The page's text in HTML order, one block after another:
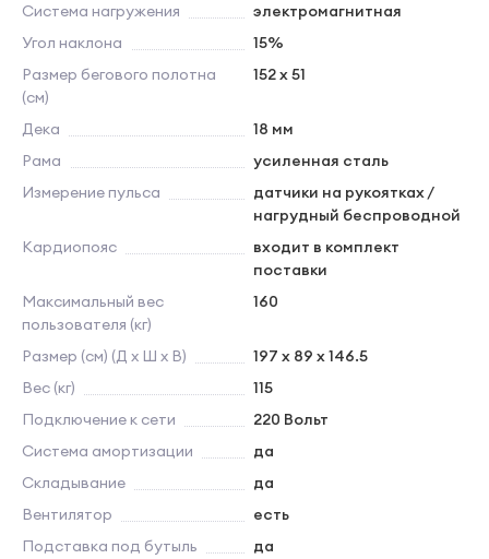
Система нагружения
электромагнитная
Угол наклона
15%
Размер бегового полотна
(см)
152 x 51
Дека
18 мм
Рама
усиленная сталь
Измерение пульса
датчики на рукоятках /
нагрудный беспроводной
Кардиопояс
входит в комплект
поставки
Максимальный вес
пользователя (кг)
160
Размер (см) (Д х Ш х В)
197 x 89 x 146.5
Вес (кг)
115
Подключение к сети
220 Вольт
Система амортизации
да
Складывание
да
Вентилятор
есть
Подставка под бутыль
да